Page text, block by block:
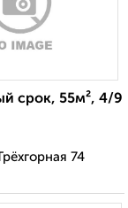
срок, 55м², 4/9
74